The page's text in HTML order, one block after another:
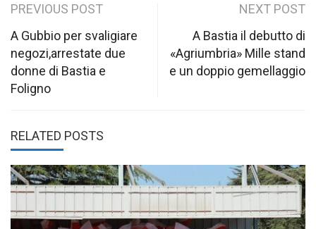
Post
navigation
PREVIOUS POST
A Gubbio per svaligiare
negozi,arrestate due
donne di Bastia e
Foligno
NEXT POST
A Bastia il debutto di
«Agriumbria» Mille stand
e un doppio gemellaggio
RELATED POSTS